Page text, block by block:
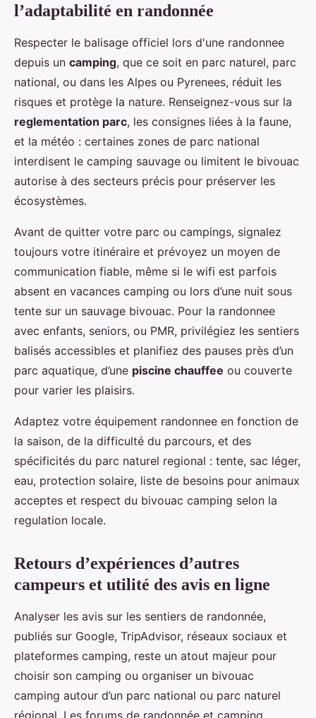
l’adaptabilité en randonnée
Respecter le balisage officiel lors d'une randonnee
depuis un camping, que ce soit en parc naturel, parc
national, ou dans les Alpes ou Pyrenees, réduit les
risques et protège la nature. Renseignez-vous sur la
reglementation parc, les consignes liées à la faune,
et la météo : certaines zones de parc national
interdisent le camping sauvage ou limitent le bivouac
autorise à des secteurs précis pour préserver les
écosystèmes.
Avant de quitter votre parc ou campings, signalez
toujours votre itinéraire et prévoyez un moyen de
communication fiable, même si le wifi est parfois
absent en vacances camping ou lors d’une nuit sous
tente sur un sauvage bivouac. Pour la randonnee
avec enfants, seniors, ou PMR, privilégiez les sentiers
balisés accessibles et planifiez des pauses près d’un
parc aquatique, d’une piscine chauffee ou couverte
pour varier les plaisirs.
Adaptez votre équipement randonnee en fonction de
la saison, de la difficulté du parcours, et des
spécificités du parc naturel regional : tente, sac léger,
eau, protection solaire, liste de besoins pour animaux
acceptes et respect du bivouac camping selon la
regulation locale.
Retours d’expériences d’autres
campeurs et utilité des avis en ligne
Analyser les avis sur les sentiers de randonnée,
publiés sur Google, TripAdvisor, réseaux sociaux et
plateformes camping, reste un atout majeur pour
choisir son camping ou organiser un bivouac
camping autour d’un parc national ou parc naturel